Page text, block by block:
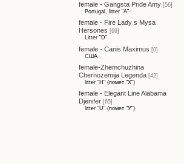
female - Gangsta Pride Amy [56]
Portugal, litter "A"
female - Fire Lady s Mysa
Hersones [69]
Litter "D"
female - Canis Maximus [0]
США
female-Zhemchuzhina
Chernozemija Legenda [42]
litter "H" (помет "Х")
female - Elegant Line Alabama
Djenifer [65]
litter "U" (помет "У")